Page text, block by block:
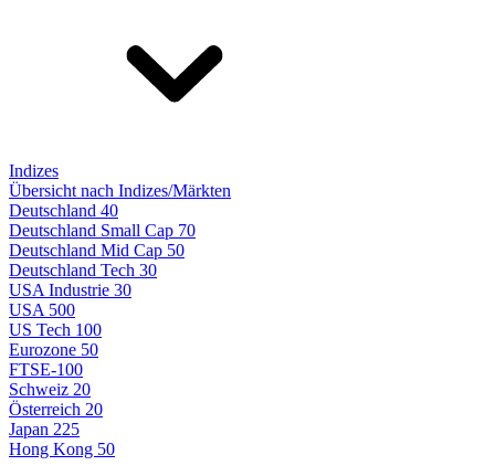
Indizes
Übersicht nach Indizes/Märkten
Deutschland 40
Deutschland Small Cap 70
Deutschland Mid Cap 50
Deutschland Tech 30
USA Industrie 30
USA 500
US Tech 100
Eurozone 50
FTSE-100
Schweiz 20
Österreich 20
Japan 225
Hong Kong 50